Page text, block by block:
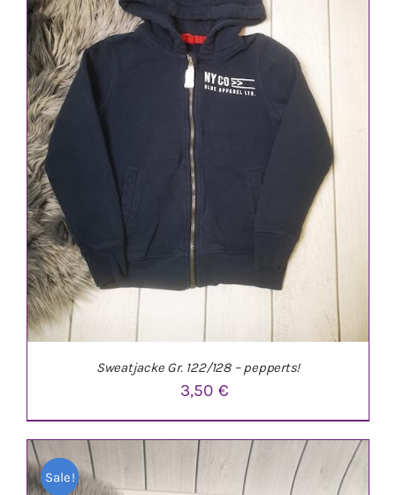
IN DEN WARENKORB / DETAILS
Sweatjacke Gr. 122/128 – pepperts!
3,50€
Sale!